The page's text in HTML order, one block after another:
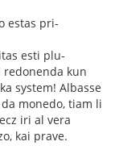
estas pri-
esti plu-
kun
system! Albasse
monedo, tiam li
iri al vera
kai prave.